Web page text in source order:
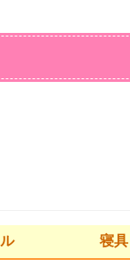
寝具